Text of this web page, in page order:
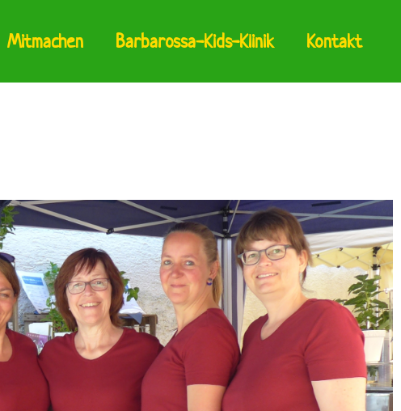
Mitmachen Barbarossa-Kids-Klinik Kontakt